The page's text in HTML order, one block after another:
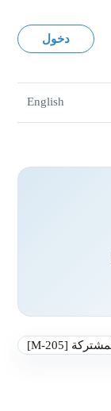
دخول
English